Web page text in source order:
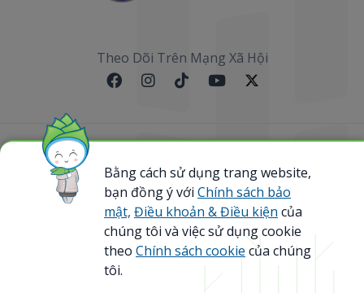
Theo Dõi Trên Mạng Xã Hội
Sơ đồ website
@ 2023 Bamboo Airways Copyright. All Rights
Reserved.
Business Registration Code: 0107867370
Bằng cách sử dụng trang website,
bạn đồng ý với Chính sách bảo
mật, Điều khoản & Điều kiện của
chúng tôi và việc sử dụng cookie
theo Chính sách cookie của chúng
tôi.